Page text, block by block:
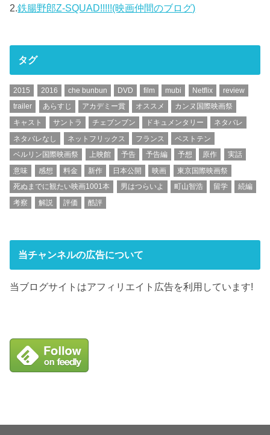
2.鉄腸野郎Z-SQUAD!!!!!(映画仲間のブログ)
タグ
2015 2016 che bunbun DVD film mubi Netflix
review
trailer
あらすじ アカデミー賞 オススメ
カンヌ国際映画祭
キャスト
サントラ チェブンブン ドキュメンタリー
ネタバレ
ネタバレなし
ネットフリックス フランス
ベストテン
ベルリン国際映画祭
上映館 予告 予告編 予想 原作
実話
意味
感想 料金 新作 日本公開 映画
東京国際映画祭
死ぬまでに観たい映画1001本
男はつらいよ 町山智浩 留学
続編
考察
解説 評価 酷評
当チャンネルの広告について
当ブログサイトはアフィリエイト広告を利用しています!